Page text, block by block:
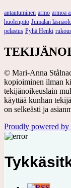
antautuminen armo armoa
huolenpito Jumalan
pelastus Pyhä Henki
© Mari-Anna
kopioiminen ilman
tekijänoikeuslain
käyttää kunhan
on selkeästi ja
Proudly powered by